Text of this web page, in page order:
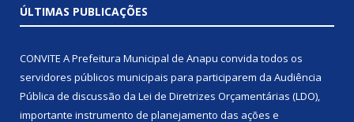
ÚLTIMAS PUBLICAÇÕES
CONVITE A Prefeitura Municipal de Anapu convida todos os
servidores públicos municipais para participarem da Audiência
Pública de discussão da Lei de Diretrizes Orçamentárias (LDO),
importante instrumento de planejamento das ações e